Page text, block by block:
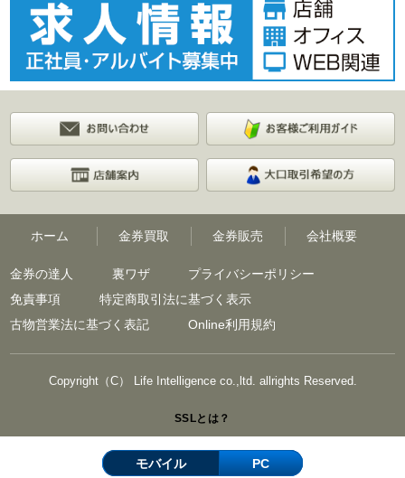
ホーム 金券買取 金券販売 会社概要
金券の達人 裏ワザ
プライバシーポリシー
免責事項
特定商取引法に基づく表示
古物営業法に基づく表記
Online利用規約
Copyright（C） Life Intelligence co.,ltd. allrights Reserved.
SSLとは？
モバイル PC